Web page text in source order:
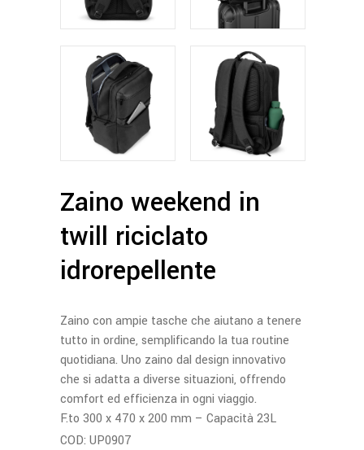
Zaino weekend in
twill riciclato
idrorepellente
Zaino con ampie tasche che aiutano a tenere
tutto in ordine, semplificando la tua routine
quotidiana. Uno zaino dal design innovativo
che si adatta a diverse situazioni, offrendo
comfort ed efficienza in ogni viaggio.
F.to 300 x 470 x 200 mm – Capacità 23L
COD: UP0907